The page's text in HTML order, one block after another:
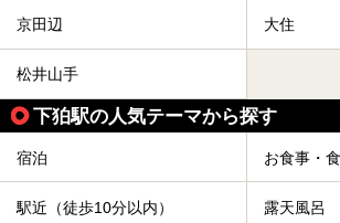
京田辺 大住
松井山手
下狛駅の人気テーマから探す
宿泊 お食事・
駅近（徒歩10分以内） 露天風呂